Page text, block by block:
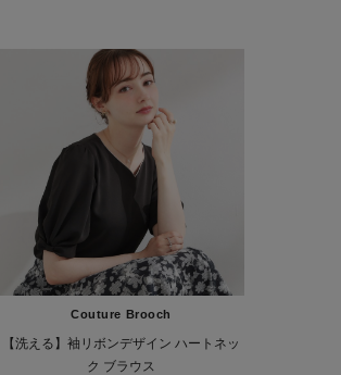
Couture Brooch
【洗える】袖リボンデザイン ハートネッ
ク ブラウス